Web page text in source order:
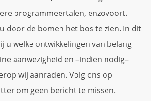
programmeertalen, enzovoort.
door de bomen het bos te zien. In dit
u welke ontwikkelingen van belang
aanwezigheid en –indien nodig–
wij aanraden. Volg ons op
om geen bericht te missen.